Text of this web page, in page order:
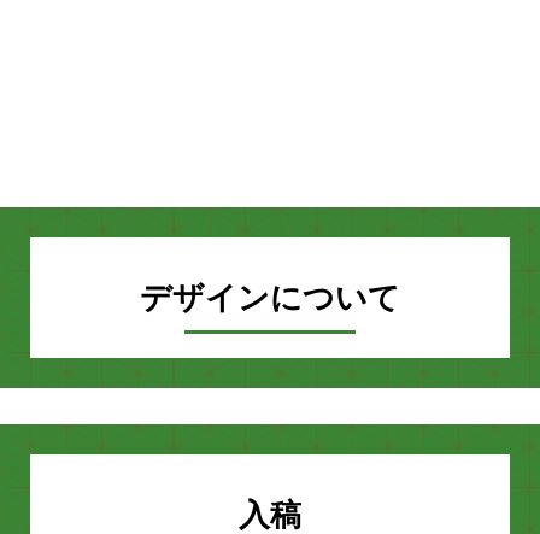
デザインについて
入稿